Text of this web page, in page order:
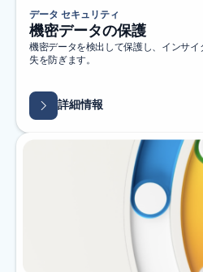
データ セキュリティ
機密データの保護
機密データを検出して保護し、インサ
失を防ぎます。
詳細情報